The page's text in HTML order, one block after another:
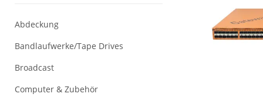
Abdeckung
Bandlaufwerke/Tape Drives
Broadcast
Computer & Zubehör